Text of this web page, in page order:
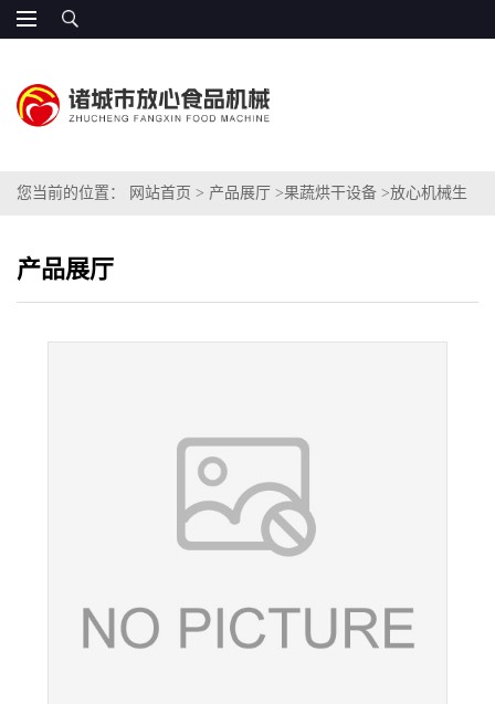
您当前的位置： 网站首页 > 产品展厅 >果蔬烘干设备 >放心机械生
产品展厅